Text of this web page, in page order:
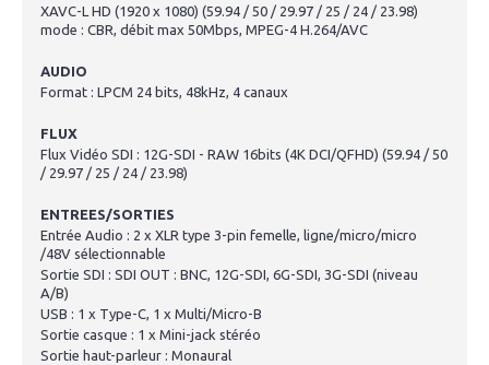
XAVC-L HD (1920 x 1080) (59.94 / 50 / 29.97 / 25 / 24 / 23.98)
mode : CBR, débit max 50Mbps, MPEG-4 H.264/AVC
AUDIO
Format : LPCM 24 bits, 48kHz, 4 canaux
FLUX
Flux Vidéo SDI : 12G-SDI - RAW 16bits (4K DCI/QFHD) (59.94 / 50
/ 29.97 / 25 / 24 / 23.98)
ENTREES/SORTIES
Entrée Audio : 2 x XLR type 3-pin femelle, ligne/micro/micro
/48V sélectionnable
Sortie SDI : SDI OUT : BNC, 12G-SDI, 6G-SDI, 3G-SDI (niveau
A/B)
USB : 1 x Type-C, 1 x Multi/Micro-B
Sortie casque : 1 x Mini-jack stéréo
Sortie haut-parleur : Monaural